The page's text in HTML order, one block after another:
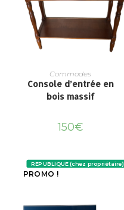
Commodes
Console d’entrée en
bois massif
150€
REPUBLIQUE (chez propriétaire)
PROMO !